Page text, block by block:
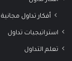
أفكار تداول مجانية
استراتيجيات تداول
تعلم التداول